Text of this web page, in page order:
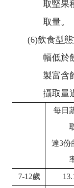
取堅果
取量。
(6)飲食型
幅低於
製富含
攝取量
每日
達3份
7-12歲